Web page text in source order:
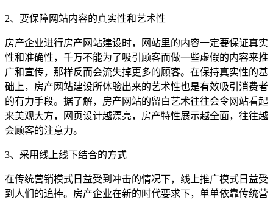
2、要保障网站内容的真实性和艺术性
房产企业进行房产网站建设时，网站里的内容一定要保证真实
性和准确性，千万不能为了吸引顾客而做一些虚假的内容来推
广和宣传，那样反而会流失掉更多的顾客。在保持真实性的基
础上，房产网站建设所体验出来的艺术性也是有效吸引消费者
的有力手段。据了解，房产网站的留白艺术往往会令网站看起
来美观大方，网页设计越漂亮，房产特性展示越全面，往往越
会顾客的注意力。
3、采用线上线下结合的方式
在传统营销模式日益受到冲击的情况下，线上推广模式日益受
到人们的追捧。房产企业在新的时代要求下，单单依靠传统营